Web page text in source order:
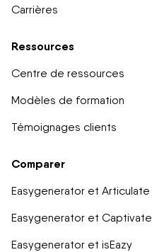
Carrières
Ressources
Centre de ressources
Modèles de formation
Témoignages clients
Comparer
Easygenerator et Articulate
Easygenerator et Captivate
Easygenerator et isEazy